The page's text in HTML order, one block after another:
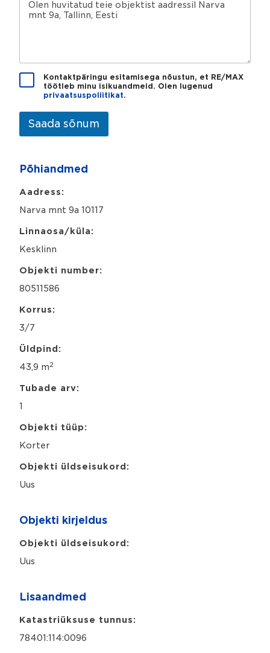
e
r
*
d
r
e
s
T
i
t
s
j
*
Kontaktpäringu esitamisega nõustun, et RE/MAX
töötleb minu isikuandmeid. Olen lugenud
privaatsuspoliitikat.
i
t
n
g
o
r
g
i
n
*
s
a
m
e
Saada sõnum
Põhiandmed
Aadress:
Narva mnt 9a 10117
Linnaosa/küla:
Kesklinn
Objekti number:
80511586
Korrus:
3/7
Üldpind:
43,9 m2
Tubade arv:
1
Objekti tüüp:
Korter
Objekti üldseisukord:
Uus
Objekti kirjeldus
Objekti üldseisukord:
Uus
Lisaandmed
Katastriüksuse tunnus:
78401:114:0096